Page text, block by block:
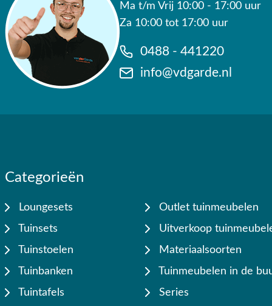
Ma t/m Vrij 10:00 - 17:00 uur
Za 10:00 tot 17:00 uur
0488 - 441220
info@vdgarde.nl
Categorieën
Loungesets
Tuinsets
Tuinstoelen
Tuinbanken
Tuintafels
Outlet tuinmeubelen
Uitverkoop
Materiaalsoorten
Tuinmeubelen in de
Series